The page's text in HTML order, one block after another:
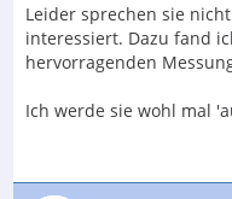
Leider sprechen sie
interessiert. Dazu fand
hervorragenden
Ich werde sie wohl mal